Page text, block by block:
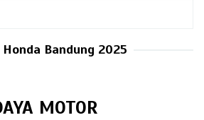
Bandung 2025
MOTOR